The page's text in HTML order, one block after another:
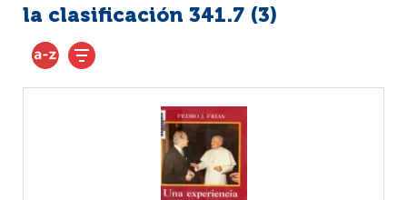
la clasificación 341.7 (3)